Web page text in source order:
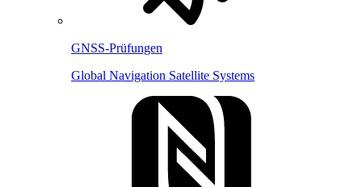
GNSS-Prüfungen
Global Navigation Satellite Systems